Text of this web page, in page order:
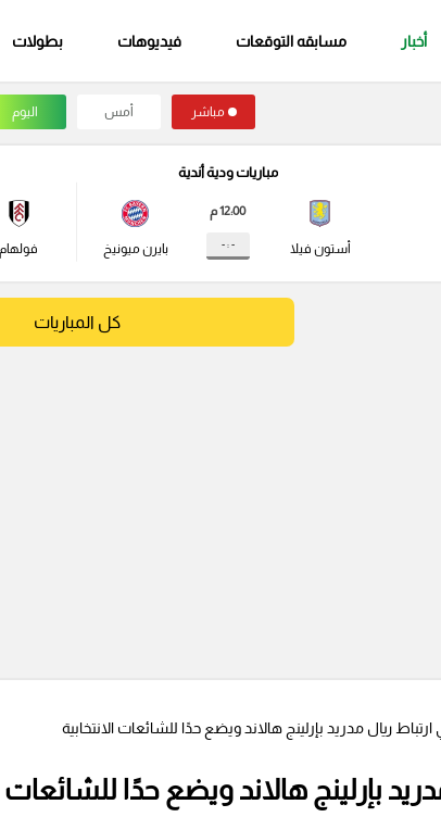
أخبار مسابقه التوقعات فيديوهات بطولات
مباشر أمس اليوم
مباريات ودية أندية
أستون فيلا
12:00 م
- : - بايرن ميونيخ فولهام
كل المباريات
ارتباط ريال مدريد بإرلينج هالاند ويضع حدًا للشائعات الانتخابية
بإرلينج هالاند ويضع حدًا للشائعات